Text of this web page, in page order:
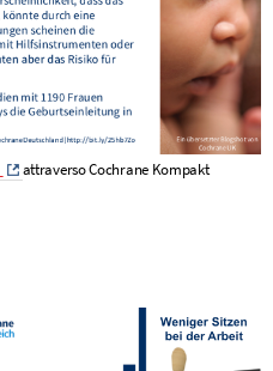
attraverso Cochrane Kompakt